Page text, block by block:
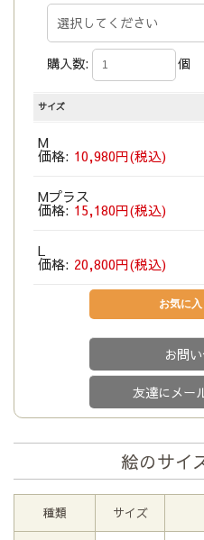
購入数: 個
サイズ
M
価格: 10,980円(税込)
Mプラス
価格: 15,180円(税込)
L
価格: 20,800円(税込)
お問
友達にメー
絵のサイ
種類 サイズ